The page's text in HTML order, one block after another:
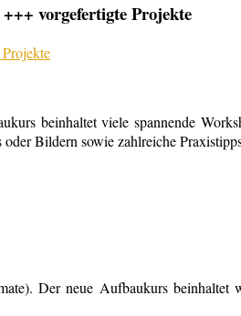
vorgefertigte Projekte
beinhaltet viele spannende
Bildern sowie zahlreiche
Der neue Aufbaukurs beinhaltet